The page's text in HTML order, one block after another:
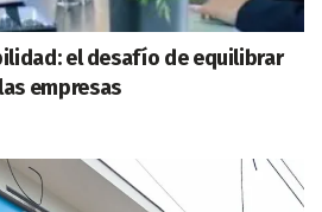
el desafío de equilibrar
empresas